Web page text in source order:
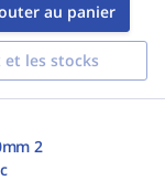
au panier
les stocks
2